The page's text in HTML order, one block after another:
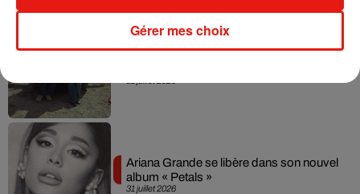
Grand Corps Malade emmène Styleto
31 juillet 2026
Ariana Grande se libère dans son nouvel
album « Petals »
Gérer mes choix